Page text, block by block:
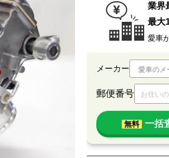
業界
最大
愛車
メーカー
郵便番号
無料 一括